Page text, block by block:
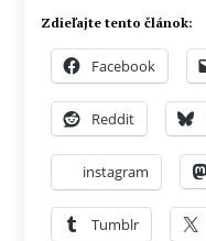
Zdieľajte tento článok:
Facebook
Reddit
instagram
Tumblr